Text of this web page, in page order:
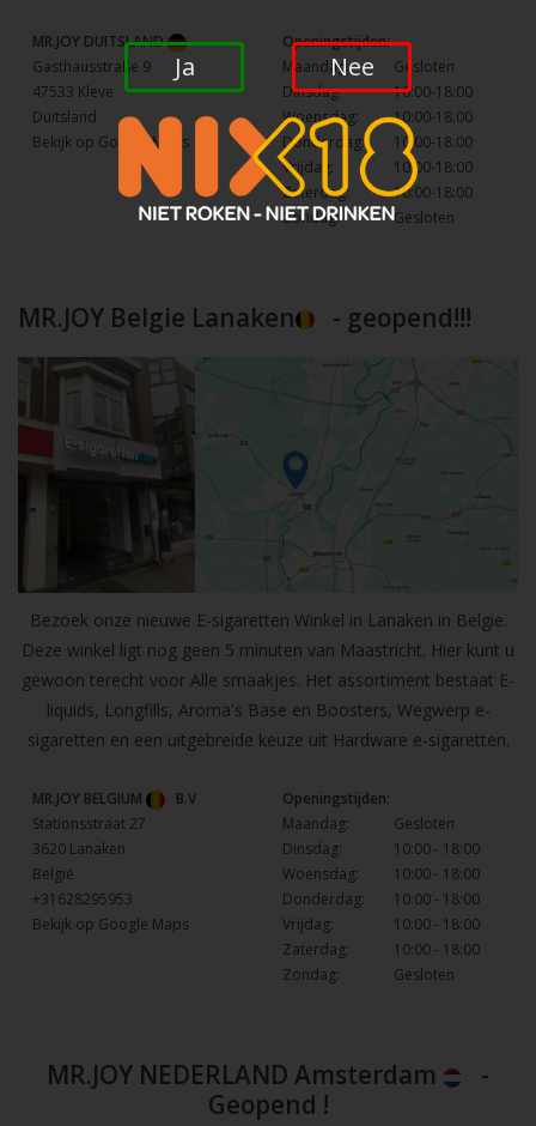
MR.JOY DUITSLAND
Gasthausstraße 9
47533 Kleve
Duitsland
Bekijk op Google Maps
Openingstijden:
Maandag:
Gesloten
Dinsdag:
10:00-18:00
Woensdag:
10:00-18:00
Donderdag:
10:00-18:00
Vrijdag:
10:00-18:00
Zaterdag:
10:00-18:00
Zondag:
Gesloten
MR.JOY Belgie Lanaken - geopend!!!
Bezoek onze nieuwe E-sigaretten Winkel in Lanaken in Belgie.
Deze winkel ligt nog geen 5 minuten van Maastricht. Hier kunt u
gewoon terecht voor Alle smaakjes. Het assortiment bestaat E-
liquids, Longfills, Aroma's Base en Boosters, Wegwerp e-
sigaretten en een uitgebreide keuze uit Hardware e-sigaretten.
MR.JOY BELGIUM
B.V
Stationsstraat 27
3620 Lanaken
België
+31628295953
Bekijk op Google Maps
Openingstijden:
Maandag:
Gesloten
Dinsdag:
10:00 - 18:00
Woensdag:
10:00 - 18:00
Donderdag:
10:00 - 18:00
Vrijdag:
10:00 - 18:00
Zaterdag:
10:00 - 18:00
Zondag:
Gesloten
MR.JOY NEDERLAND Amsterdam
-
Geopend !
Ja Nee